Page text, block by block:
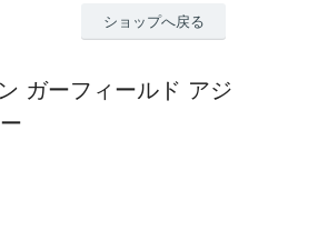
ショップへ戻る
ガーフィールド アジ